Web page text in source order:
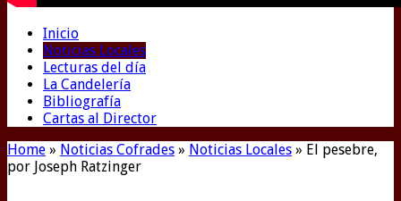
Inicio
Noticias Locales
Lecturas del día
La Candelería
Bibliografía
Cartas al Director
Home » Noticias Cofrades » Noticias Locales » El pesebre,
por Joseph Ratzinger